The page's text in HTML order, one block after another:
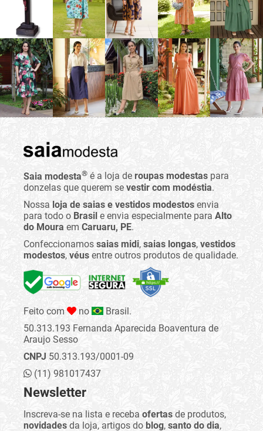
Saia modesta® é a loja de roupas modestas para
donzelas que querem se vestir com modéstia.
Nossa loja de saias e vestidos modestos envia
para todo o Brasil e envia especialmente para Alto
do Moura em Caruaru, PE.
Confeccionamos saias midi, saias longas, vestidos
modestos, véus entre outros produtos de qualidade.
Feito com no
Brasil.
50.313.193 Fernanda Aparecida Boaventura de
Araujo Sesso
CNPJ 50.313.193/0001-09
(11) 981017437
Newsletter
Inscreva-se na lista e receba ofertas de produtos,
novidades da loja, artigos do blog, santo do dia,